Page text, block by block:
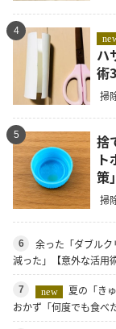
4
ハ
術
掃
5
捨
策
掃
6
余った「ダブル
減った」【意外な活用
7 new
夏の「き
おかず「何度でも食べ